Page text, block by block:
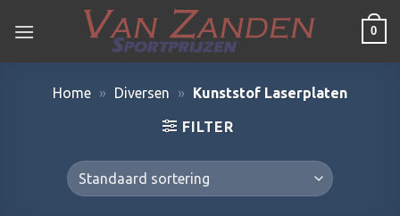
naar
0
Home » Diversen » Kunststof Laserplaten
FILTER